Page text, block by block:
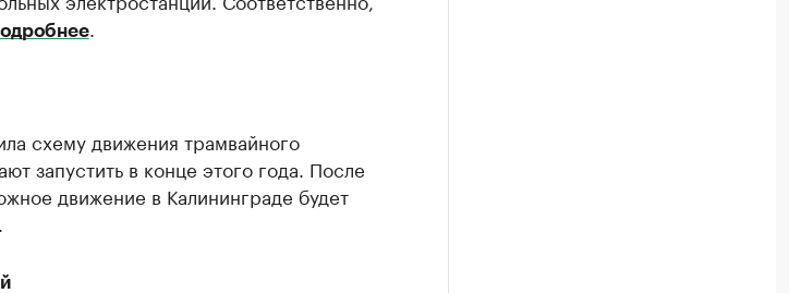
.
схему движения трамвайного
запустить в конце этого года. После
движение в Калининграде будет